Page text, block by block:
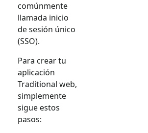
comúnmente
llamada inicio
de sesión único
(SSO).
Para crear tu
aplicación
Traditional web,
simplemente
sigue estos
pasos: